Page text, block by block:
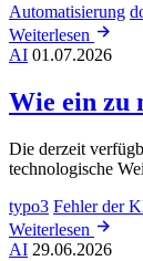
Automatisierung
Weiterlesen
AI 01.07.2026
Wie ein zu
Die derzeit
technologische
typo3 Fehler der
Weiterlesen
AI 29.06.2026